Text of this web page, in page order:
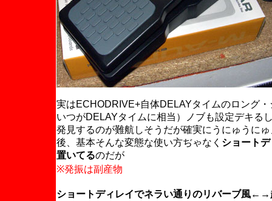
実はECHODRIVE+自体DELAYタイムのロング
いつがDELAYタイムに相当）ノブも設定デキる
発見するのが難航しそうだが確実にうにゅうに
後、基本そんな変態な使い方ぢゃなく ショート
置いてるのだが
※発振は副産物
ショートディレイでネラい通りのリバーブ風←→